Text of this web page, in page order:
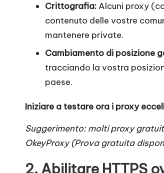
Crittografia: Alcuni proxy
contenuto delle vostre
mantenere private.
Cambiamento di posizione
tracciando la vostra
paese.
Iniziare a testare ora i proxy
Suggerimento: molti proxy
OkeyProxy(Prova gratuita
2. Abilitare HTTPS